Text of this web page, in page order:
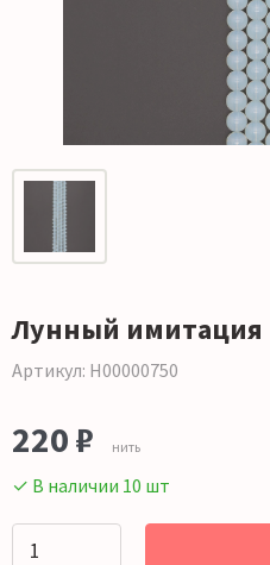
Лунный имитация
Артикул: Н00000750
220 ₽ нить
✓ В наличии 10 шт